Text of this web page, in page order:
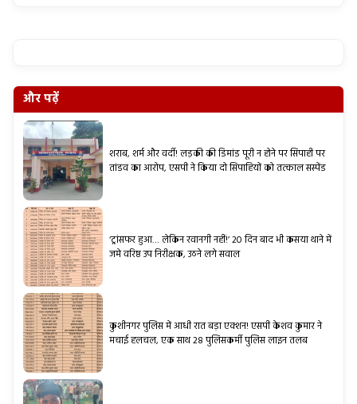
और पढ़ें
शराब, शर्म और वर्दी! लड़की की डिमांड पूरी न होने पर सिपाही पर
तांडव का आरोप, एसपी ने किया दो सिपाहियों को तत्काल सस्पेंड
‘ट्रांसफर हुआ… लेकिन रवानगी नहीं!’ 20 दिन बाद भी कसया थाने में
जमे वरिष्ठ उप निरीक्षक, उठने लगे सवाल
कुशीनगर पुलिस में आधी रात बड़ा एक्शन! एसपी केशव कुमार ने
मचाई हलचल, एक साथ 28 पुलिसकर्मी पुलिस लाइन तलब